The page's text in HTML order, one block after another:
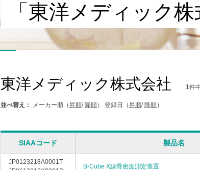
「東洋メディック
東洋メディック株式会社 1件
並べ替え： メーカー順（昇順/ 降順） 登録日（昇順/ 降順）
SIAAコード 製品名
JP0123218A0001T
B-Cube X線骨密度測定装置